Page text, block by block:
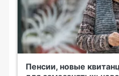
Пенсии, новые